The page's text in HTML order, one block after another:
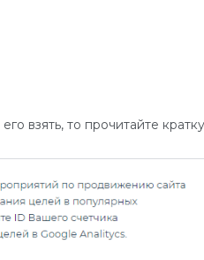
взять, то прочитайте